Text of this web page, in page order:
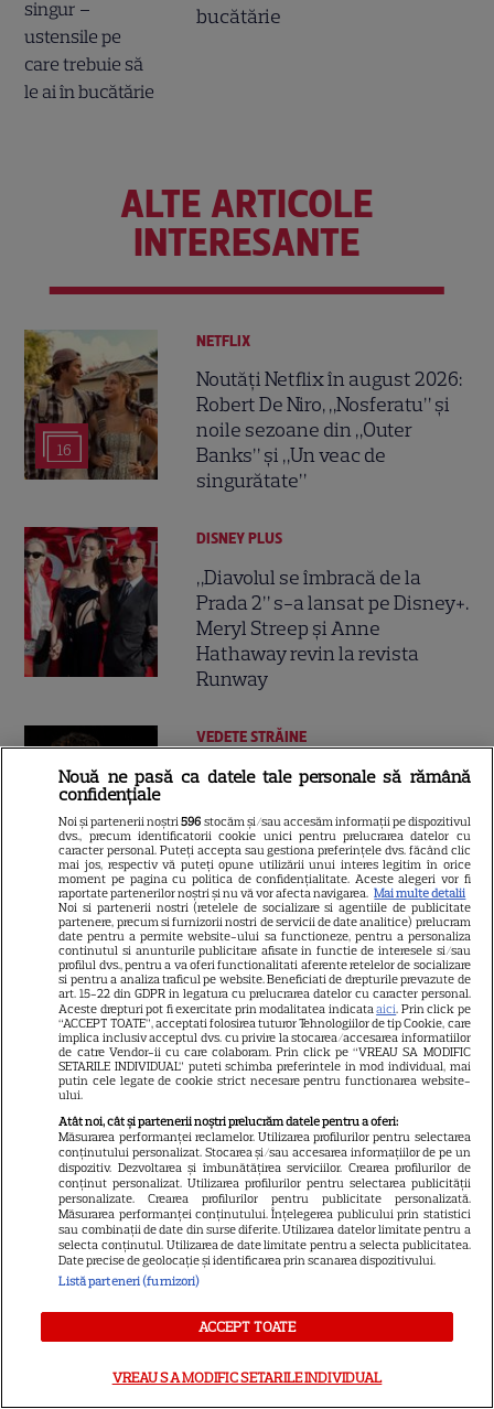
bucătărie
ALTE ARTICOLE
INTERESANTE
16
NETFLIX
Noutăți Netflix în august 2026:
Robert De Niro, „Nosferatu” și
noile sezoane din „Outer
Banks” și „Un veac de
singurătate”
DISNEY PLUS
„Diavolul se îmbracă de la
Prada 2” s-a lansat pe Disney+.
Meryl Streep și Anne
Hathaway revin la revista
Runway
13
VEDETE STRĂINE
Tom Holland, decizie radicală
promisiune a făcut actorul
după momentele virale în care
a făcut senzație prin dans
13
SKYSHOWTIME
Scarlett Johansson și Kristin
Scott Thomas, din nou mamă
și fiică pe ecran în „My
Mother's Wedding”. Când
apare filmul pe SkyShowtime
9
PRIME VIDEO
Jamie Campbell Bower, starul
din „Stranger Things”, intră în
universul „Stăpânul Inelelor”.
Ce rol legendar va interpreta în
sezonul 3
NETFLIX
„Palatul de Est”, noul fenomen
Nouă ne pasă ca datele tale personale să rămână
confidențiale
Noi și partenerii noștri596 stocăm și/sau accesăm informații pe dispozitivul
dvs., precum identificatorii cookie unici pentru prelucrarea datelor cu
caracter personal. Puteți accepta sau gestiona preferințele dvs. făcând clic
mai jos, respectiv vă puteți opune utilizării unui interes legitim în orice
moment pe pagina cu politica de confidențialitate. Aceste alegeri vor fi
raportate partenerilor noștri și nu vă vor afecta navigarea. Mai multe detalii
Noi si partenerii nostri (retelele de socializare si agentiile de publicitate
partenere, precum si furnizorii nostri de servicii de date analitice) prelucram
date pentru a permite website-ului sa functioneze, pentru a personaliza
continutul si anunturile publicitare afisate in functie de interesele si/sau
profilul dvs., pentru a va oferi functionalitati aferente retelelor de socializare
si pentru a analiza traficul pe website. Beneficiati de drepturile prevazute de
art. 15-22 din GDPR in legatura cu prelucrarea datelor cu caracter personal.
Aceste drepturi pot fi exercitate prin modalitatea indicataaici. Prin click pe
“ACCEPT TOATE”, acceptati folosirea tuturor Tehnologiilor de tip Cookie, care
implica inclusiv acceptul dvs. cu privire la stocarea/accesarea informatiilor
de catre Vendor-ii cu care colaboram. Prin click pe “VREAU SA MODIFIC
SETARILE INDIVIDUAL” puteti schimba preferintele in mod individual, mai
putin cele legate de cookie strict necesare pentru functionarea website-
ului.
Atât noi, cât și partenerii noștri prelucrăm datele pentru a oferi:
Măsurarea performanței reclamelor. Utilizarea profilurilor pentru selectarea
conținutului personalizat. Stocarea și/sau accesarea informațiilor de pe un
dispozitiv. Dezvoltarea și îmbunătățirea serviciilor. Crearea profilurilor de
conținut personalizat. Utilizarea profilurilor pentru selectarea publicității
personalizate. Crearea profilurilor pentru publicitate personalizată.
Măsurarea performanței conținutului. Înțelegerea publicului prin statistici
sau combinații de date din surse diferite. Utilizarea datelor limitate pentru a
selecta conținutul. Utilizarea de date limitate pentru a selecta publicitatea.
Date precise de geolocație și identificarea prin scanarea dispozitivului.
Listă parteneri (furnizori)
ACCEPT TOATE
VREAU SA MODIFIC SETARILE INDIVIDUAL